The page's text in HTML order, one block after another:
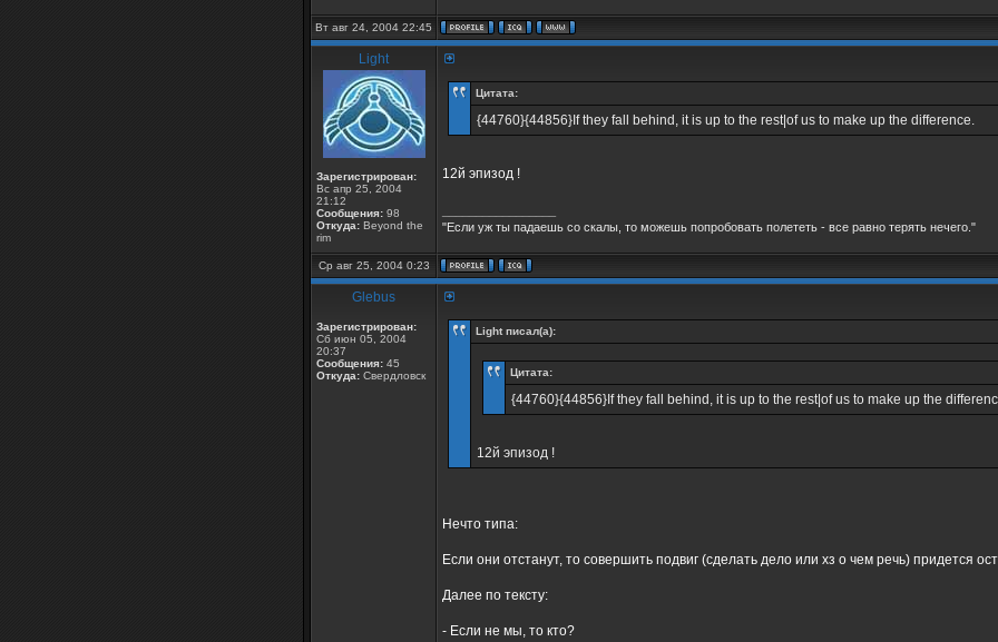
Вт авг 24, 2004 22:45
Light
Зарегистрирован:
Вс апр 25, 2004
21:12
Сообщения: 98
Откуда: Beyond the
rim
Цитата:
{44760}{44856}If they fall behind, it is up to the rest|of us to make up the difference.
12й эпизод !
"Если уж ты падаешь со скалы, то можешь попробовать полететь - все равно терять нечего."
Ср авг 25, 2004 0:23
Glebus
Зарегистрирован:
Сб июн 05, 2004
20:37
Сообщения: 45
Откуда: Свердловск
Light писал(а):
Цитата:
{44760}{44856}If they fall behind, it is up to the rest|of us to make up the
12й эпизод !
Нечто типа:
Если они отстанут, то совершить подвиг (сделать дело или хз о чем речь) придется
Далее по тексту:
- Если не мы, то кто?